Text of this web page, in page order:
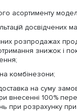
асортименту
досвідчених
розпродажах
знижок і
комбінезони;
на суму
внесенні 100%
при розрахунку при